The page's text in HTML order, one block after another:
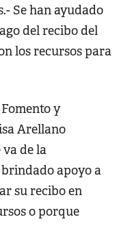
Se han ayudado
del recibo del
los recursos para
y
Arellano
de la
apoyo a
su recibo en
o porque